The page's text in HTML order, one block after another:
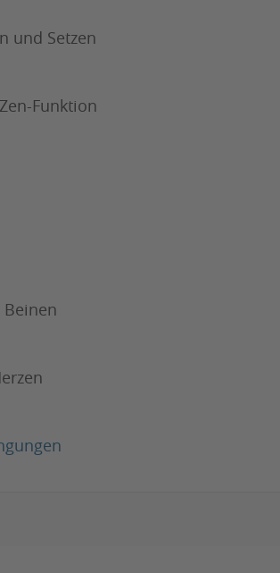
und Setzen
Funktion